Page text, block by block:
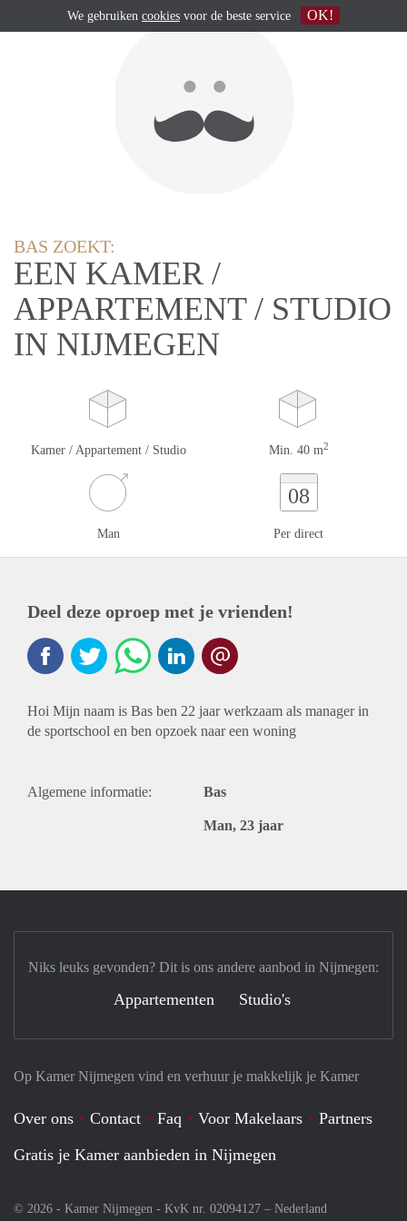
BAS ZOEKT:
EEN KAMER /
APPARTEMENT / STUDIO
IN NIJMEGEN
Kamer / Appartement / Studio Min. 40 m2
Man
08
Per direct
Deel deze oproep met je vrienden!
Hoi Mijn naam is Bas ben 22 jaar werkzaam als manager in
de sportschool en ben opzoek naar een woning
Algemene informatie: Bas
Man, 23 jaar
Op Kamer Nijmegen vind en verhuur je makkelijk je Kamer
Over ons Contact Faq Voor Makelaars
Partners
Gratis je Kamer aanbieden in Nijmegen
© 2026 - Kamer Nijmegen - KvK nr. 02094127 – Nederland
Niks leuks gevonden? Dit is ons andere aanbod in Nijmegen:
Appartementen Studio's
We gebruiken cookies voor de beste service OK!